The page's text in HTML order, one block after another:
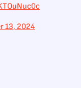
13, 2024